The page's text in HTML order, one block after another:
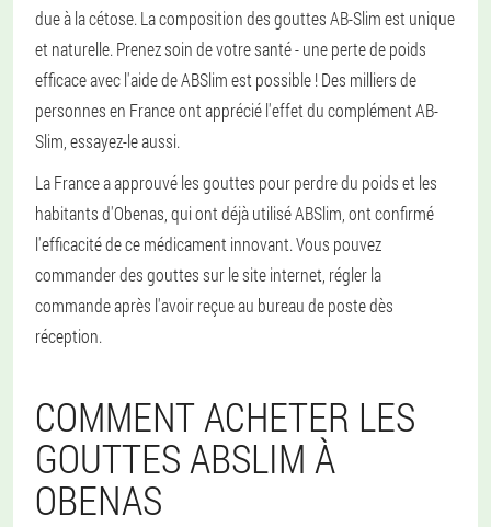
due à la cétose. La composition des gouttes AB-Slim est unique
et naturelle. Prenez soin de votre santé - une perte de poids
efficace avec l'aide de ABSlim est possible ! Des milliers de
personnes en France ont apprécié l'effet du complément AB-
Slim, essayez-le aussi.
La France a approuvé les gouttes pour perdre du poids et les
habitants d'Obenas, qui ont déjà utilisé ABSlim, ont confirmé
l'efficacité de ce médicament innovant. Vous pouvez
commander des gouttes sur le site internet, régler la
commande après l'avoir reçue au bureau de poste dès
réception.
COMMENT ACHETER LES
GOUTTES ABSLIM À
OBENAS